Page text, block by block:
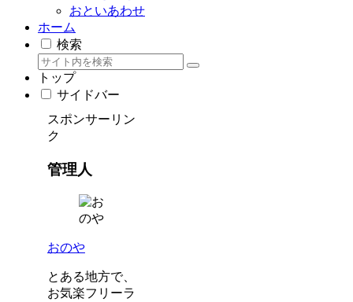
おといあわせ
ホーム
検索
トップ
サイドバー
スポンサーリン
ク
管理人
おのや
とある地方で、
お気楽フリーラ